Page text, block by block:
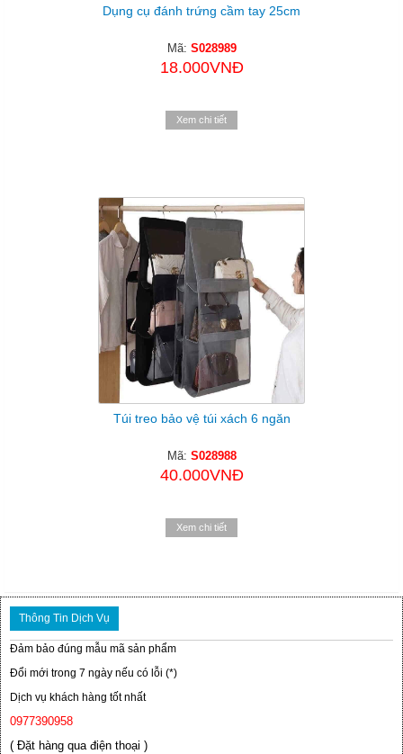
Dụng cụ đánh trứng cầm tay 25cm
Mã: S028989
18.000VNĐ
Xem chi tiết
Túi treo bảo vệ túi xách 6 ngăn
Mã: S028988
40.000VNĐ
Xem chi tiết
Thông Tin Dịch Vụ
Đảm bảo đúng mẫu mã sản phẩm
Đổi mới trong 7 ngày nếu có lỗi (*)
Dịch vụ khách hàng tốt nhất
0977390958
( Đặt hàng qua điện thoại )